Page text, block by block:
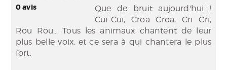
0avis
Que de bruit aujourd'hui !
Cui-Cui, Croa Croa, Cri Cri,
Rou Rou… Tous les animaux chantent de leur
plus belle voix, et ce sera à qui chantera le plus
fort.